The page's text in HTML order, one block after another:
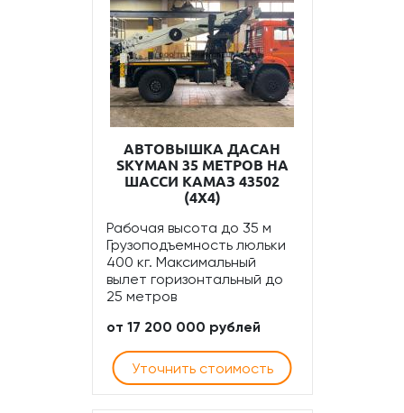
АВТОВЫШКА ДАСАН
SKYMAN 35 МЕТРОВ НА
ШАССИ КАМАЗ 43502
(4Х4)
Рабочая высота до 35 м
Грузоподъемность люльки
400 кг. Максимальный
вылет горизонтальный до
25 метров
от 17 200 000 рублей
Уточнить стоимость